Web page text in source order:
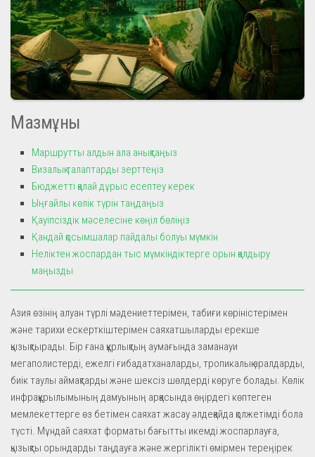
Мазмұны
Маршрутты алдын ала анықтаңыз
Визалық талаптарды зерттеңіз
Бюджетті қалай дұрыс есептеу керек
Ыңғайлы көлік түрін таңдаңыз
Қауіпсіздік мәселесіне көңіл бөліңіз
Қандай қосымшалар пайдалы болуы мүмкін
Неліктен жоспардан тыс мүмкіндіктерге орын қалдыру
маңызды
Азия өзінің алуан түрлі мәдениеттерімен, табиғи көріністерімен
және тарихи ескерткіштерімен саяхатшыларды ерекше
қызықтырады. Бір ғана құрлықтың аумағында заманауи
мегаполистерді, ежелгі ғибадатханаларды, тропикалық аралдарды,
биік таулы аймақтарды және шексіз шөлдерді көруге болады. Көлік
инфрақұрылымының дамуының арқасында өңірдегі көптеген
мемлекеттерге өз бетімен саяхат жасау әлдеқайда қолжетімді бола
түсті. Мұндай саяхат форматы бағытты икемді жоспарлауға,
қызықты орындарды таңдауға және жергілікті өмірмен тереңірек